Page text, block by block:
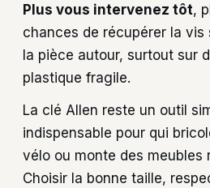
Plus vous intervenez tôt,
chances de récupérer la vis
la pièce autour, surtout sur
plastique fragile.
La clé Allen reste un outil
indispensable pour qui
vélo ou monte des meubles
Choisir la bonne taille,